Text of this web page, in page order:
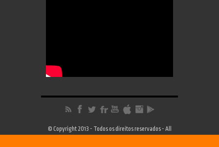
© Copyright 2013 - Todos os direitos reservados - All